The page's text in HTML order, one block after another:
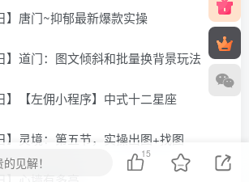
】唐门~抑郁最新爆款实操
】道门：图文倾斜和批量换背景玩法
】【左佣小程序】中式十二星座
】灵境：第五节，实操出图+找图
见解！
15